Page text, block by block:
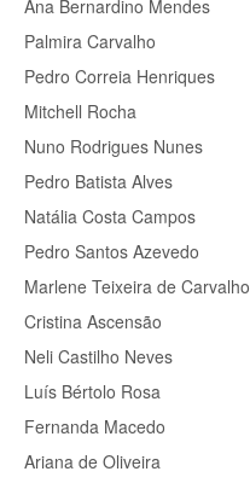
Ana Bernardino Mendes
Palmira Carvalho
Pedro Correia Henriques
Mitchell Rocha
Nuno Rodrigues Nunes
Pedro Batista Alves
Natália Costa Campos
Pedro Santos Azevedo
Marlene Teixeira de Carvalho
Cristina Ascensão
Neli Castilho Neves
Luís Bértolo Rosa
Fernanda Macedo
Ariana de Oliveira